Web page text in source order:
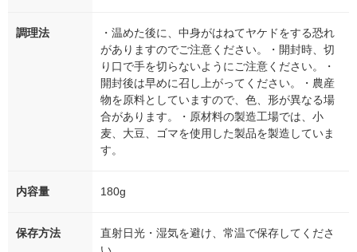
調理法
・温めた後に、中身がはねてヤケドをする恐れ
がありますのでご注意ください。・開封時、切
り口で手を切らないようにご注意ください。・
開封後は早めに召し上がってください。・農産
物を原料としていますので、色、形が異なる場
合があります。・原材料の製造工場では、小
麦、大豆、ゴマを使用した製品を製造していま
す。
内容量 180g
保存方法
直射日光・湿気を避け、常温で保存してくださ